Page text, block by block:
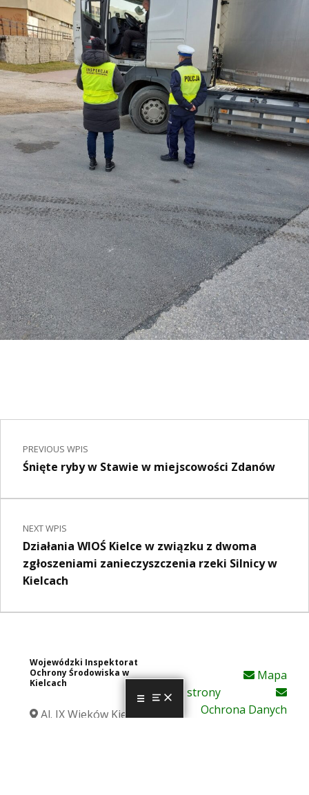
Skip back to main navigation
Nawigacja wpisu
PREVIOUS WPIS
Śnięte ryby w Stawie w miejscowości Zdanów
NEXT WPIS
Działania WIOŚ Kielce w związku z dwoma
zgłoszeniami zanieczyszczenia rzeki Silnicy w
Kielcach
Wojewódzki Inspektorat
Ochrony Środowiska w
Kielcach
Al. IX Wieków Kielc 3
Mapa
strony
Ochrona Danych